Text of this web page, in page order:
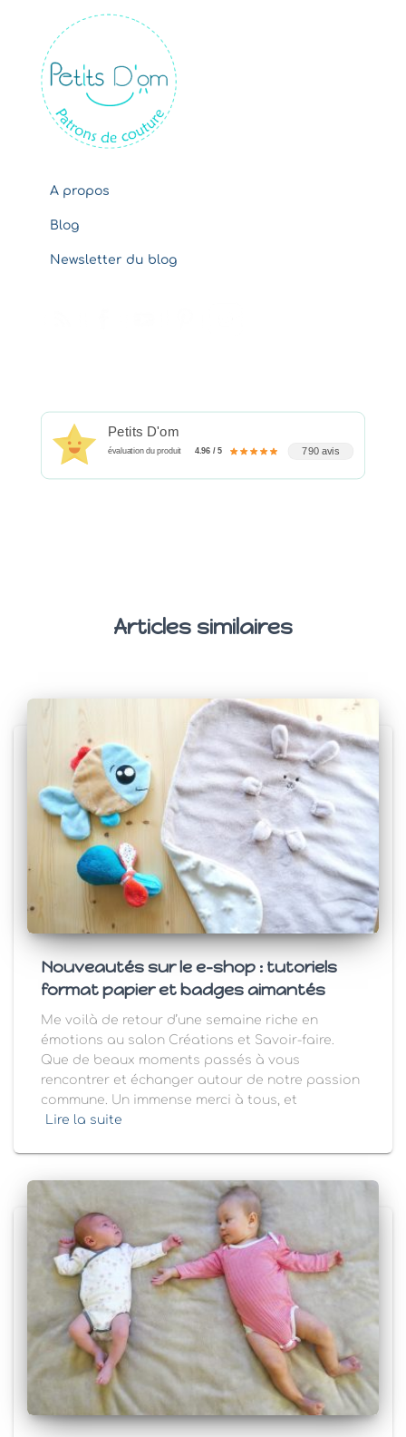
v
e
s
A propos
Blog
Newsletter du blog
Petits D'om
évaluation du produit 4.96 / 5 790 avis
Articles similaires
Nouveautés sur le e-shop : tutoriels
format papier et badges aimantés
Me voilà de retour d’une semaine riche en
émotions au salon Créations et Savoir-faire.
Que de beaux moments passés à vous
rencontrer et échanger autour de notre passion
commune. Un immense merci à tous, et
Lire la suite